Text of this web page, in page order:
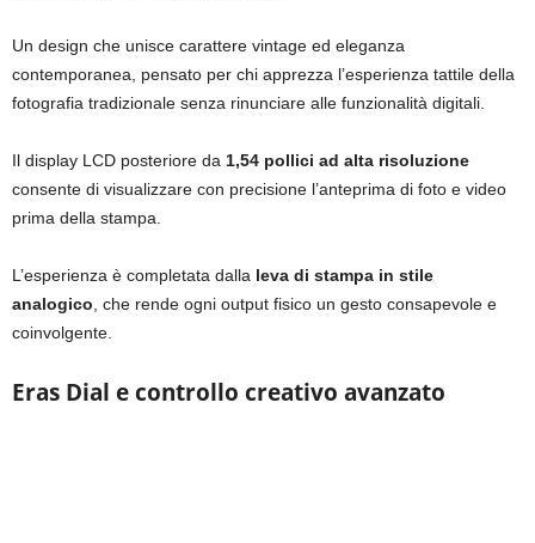
Un design che unisce carattere vintage ed eleganza
contemporanea, pensato per chi apprezza l’esperienza tattile della
fotografia tradizionale senza rinunciare alle funzionalità digitali.
Il display LCD posteriore da 1,54 pollici ad alta risoluzione
consente di visualizzare con precisione l’anteprima di foto e video
prima della stampa.
L’esperienza è completata dalla leva di stampa in stile
analogico , che rende ogni output fisico un gesto consapevole e
coinvolgente.
Eras Dial e controllo creativo avanzato